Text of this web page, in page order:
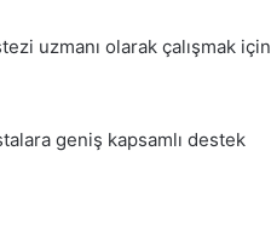
uzmanı olarak çalışmak için
geniş kapsamlı destek